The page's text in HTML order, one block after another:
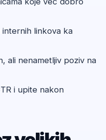
linkova ka
ali nenametljiv poziv na
i upite nakon